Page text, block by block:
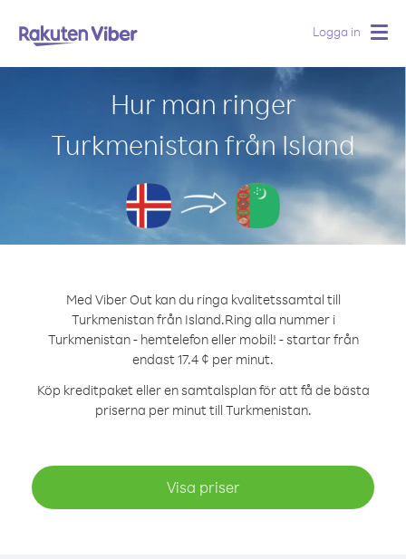
Logga in
Hur man ringer
Turkmenistan från Island
Med Viber Out kan du ringa kvalitetssamtal till
Turkmenistan från Island.Ring alla nummer i
Turkmenistan - hemtelefon eller mobil! - startar från
endast 17.4 ¢ per minut.
Köp kreditpaket eller en samtalsplan för att få de bästa
priserna per minut till Turkmenistan.
Visa priser